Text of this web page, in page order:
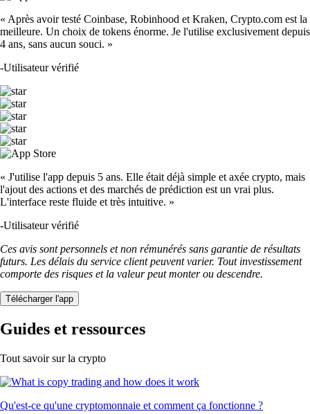
« Après avoir testé Coinbase, Robinhood et Kraken, Crypto.com est la
meilleure. Un choix de tokens énorme. Je l'utilise exclusivement depuis
4 ans, sans aucun souci. »
-Utilisateur vérifié
« J'utilise l'app depuis 5 ans. Elle était déjà simple et axée crypto, mais
l'ajout des actions et des marchés de prédiction est un vrai plus.
L'interface reste fluide et très intuitive. »
-Utilisateur vérifié
Ces avis sont personnels et non rémunérés sans garantie de résultats
futurs. Les délais du service client peuvent varier. Tout investissement
comporte des risques et la valeur peut monter ou descendre.
Télécharger l'app
Guides et ressources
Tout savoir sur la crypto
Qu'est-ce qu'une cryptomonnaie et comment ça fonctionne ?